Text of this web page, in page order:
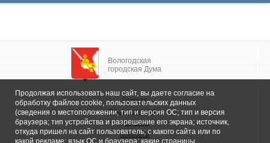
Вологодская
городская Дума
Главная
Общие сведения
Депутаты
Комитеты
Продолжая использовать наш сайт, вы даете согласие на
обработку файлов cookie, пользовательских данных
(сведения о местоположении; тип и версия ОС; тип и версия
браузера; тип устройства и разрешение его экрана; источник,
откуда пришел на сайт пользователь; с какого сайта или по
какой рекламе; язык ОС и браузера; какие страницы